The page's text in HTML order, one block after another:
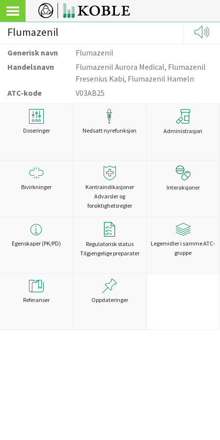
Flumazenil
Generisk navn
Flumazenil
Handelsnavn
Flumazenil Aurora Medical, Flumazenil
Fresenius Kabi, Flumazenil Hameln
ATC-kode
V03AB25
Doseringer Nedsatt nyrefunksjon Administrasjon
Bivirkninger
Kontraindikasjoner
Advarsler og
forsiktighetsregler
Interaksjoner
Egenskaper (PK/PD)
Regulatorisk status
Tilgjengelige preparater
Legemidler i samme ATC-
gruppe
Referanser Oppdateringer